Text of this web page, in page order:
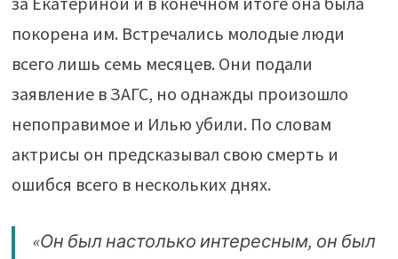
покорена им. Встречались молодые люди
всего лишь семь месяцев. Они подали
заявление в ЗАГС, но однажды произошло
непоправимое и Илью убили. По словам
актрисы он предсказывал свою смерть и
ошибся всего в нескольких днях.
«Он был настолько интересным, он был